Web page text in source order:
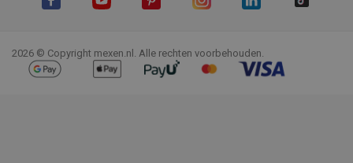
2026 © Copyright mexen.nl. Alle rechten voorbehouden.